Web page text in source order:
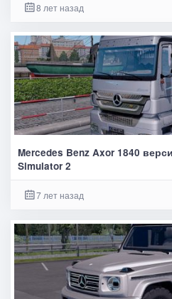
8 лет назад
Mercedes Benz Axor 1840
Simulator 2
7 лет назад